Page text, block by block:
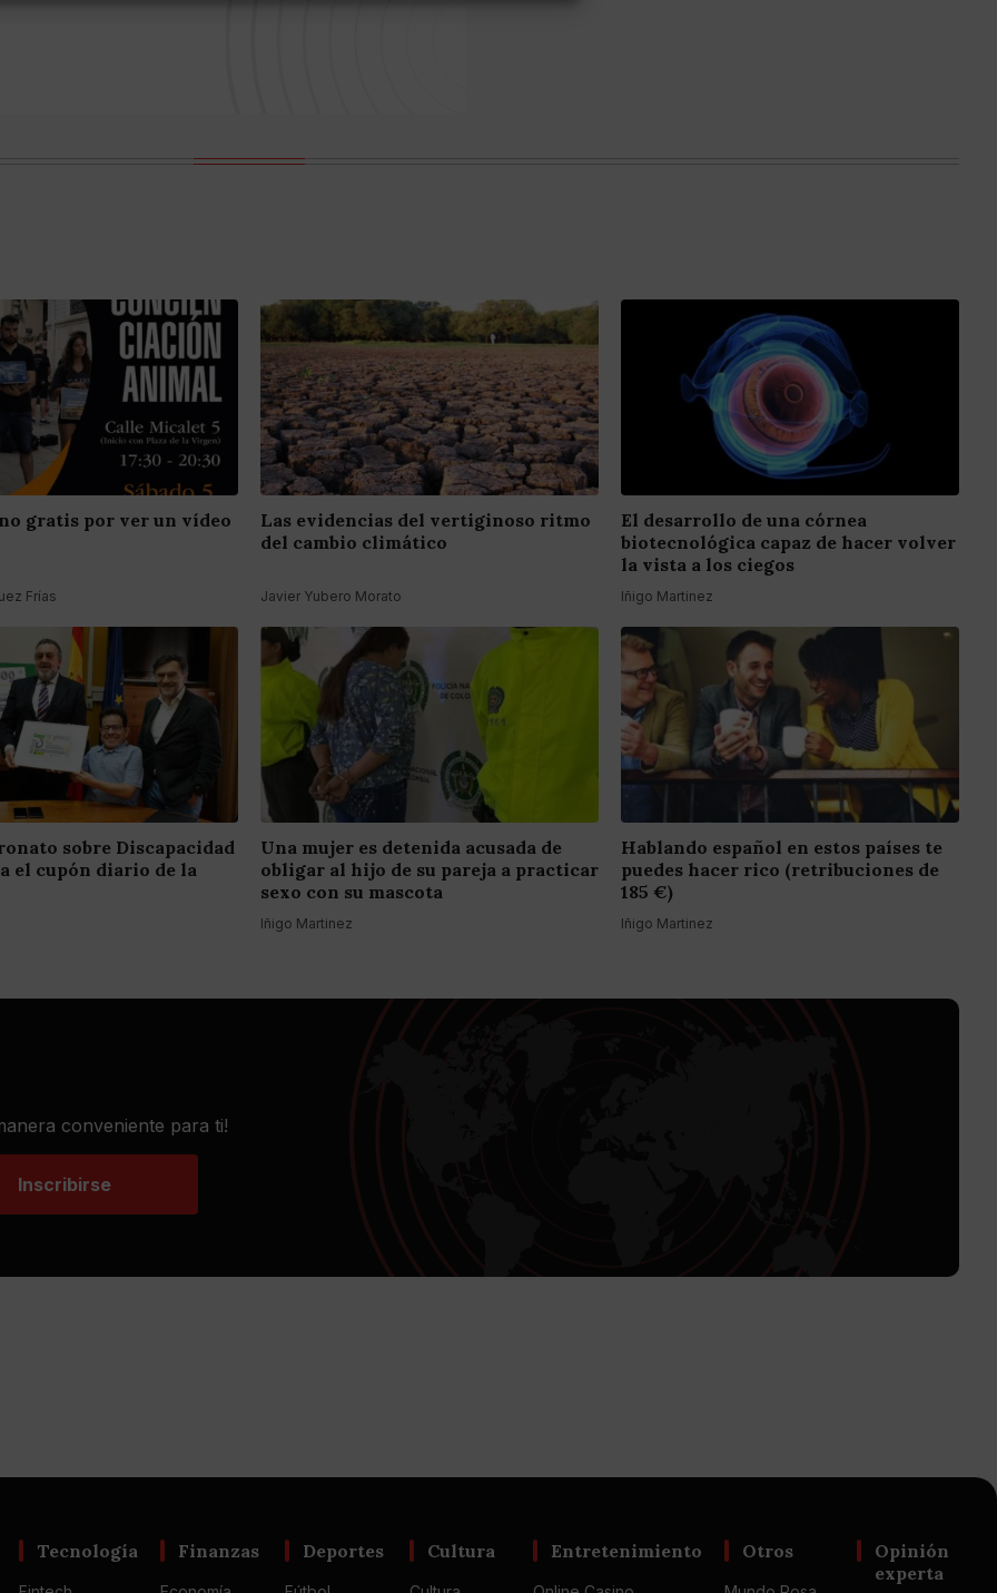
gratis por ver un vídeo
Frías
Las evidencias del vertiginoso ritmo
del cambio climático
Javier Yubero Morato
El desarrollo de una córnea
biotecnológica capaz de hacer volver
la vista a los ciegos
Iñigo Martinez
sobre Discapacidad
el cupón diario de la
Una mujer es detenida acusada de
obligar al hijo de su pareja a practicar
sexo con su mascota
Iñigo Martinez
Hablando español en estos países te
puedes hacer rico (retribuciones de
185 €)
Iñigo Martinez
conveniente para ti!
Inscribirse
Tecnología Finanzas Deportes Cultura Entretenimiento Otros
Opinión
experta